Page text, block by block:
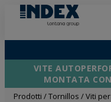
VITE
MONTATA
Prodotti /Tornillos /Viti